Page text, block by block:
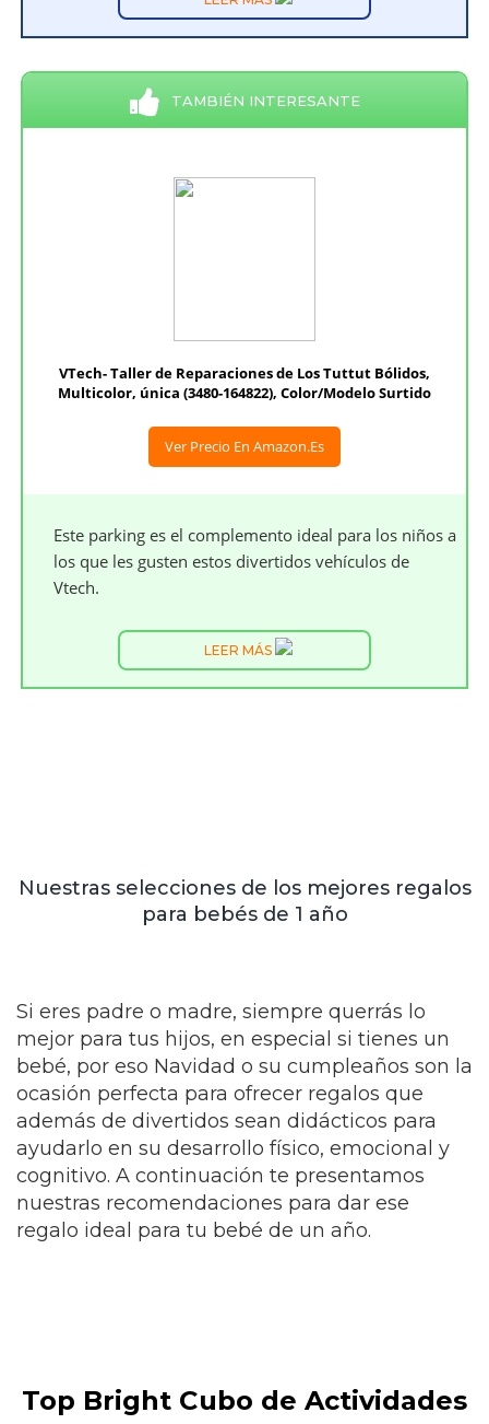
TAMBIÉN INTERESANTE
VTech- Taller de Reparaciones de Los Tuttut Bólidos,
Multicolor, única (3480-164822), Color/Modelo Surtido
Ver Precio En Amazon.es
Este parking es el complemento ideal para los niños a
los que les gusten estos divertidos vehículos de
Vtech.
LEER MÁS
Nuestras selecciones de los mejores regalos
para bebés de 1 año
Si eres padre o madre, siempre querrás lo
mejor para tus hijos, en especial si tienes un
bebé, por eso Navidad o su cumpleaños son la
ocasión perfecta para ofrecer regalos que
además de divertidos sean didácticos para
ayudarlo en su desarrollo físico, emocional y
cognitivo. A continuación te presentamos
nuestras recomendaciones para dar ese
regalo ideal para tu bebé de un año.
Top Bright Cubo de Actividades